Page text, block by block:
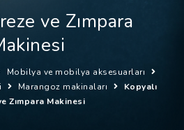
ve Zımpara
Mobilya ve mobilya aksesuarları
Marangoz makinaları
Kopyalı
Zımpara Makinesi